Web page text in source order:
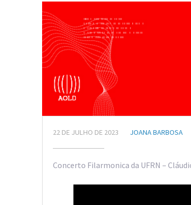
22 DE JULHO DE 2023 JOANA BARBOSA
Concerto Filarmonica da UFRN –